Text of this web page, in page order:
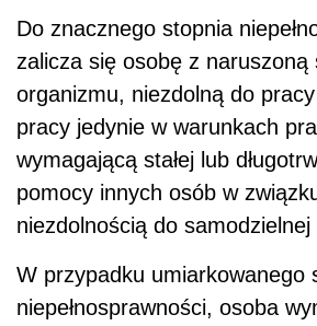
Do znacznego stopnia
zalicza się osobę z naruszoną
organizmu, niezdolną do
pracy jedynie w warunkach
wymagającą stałej lub
pomocy innych osób w
niezdolnością do samodzielnej
W przypadku umiarkowanego
niepełnosprawności, osoba